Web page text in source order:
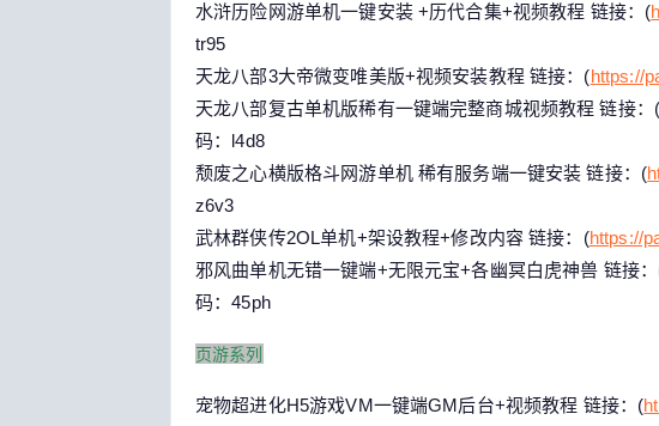
水浒历险网游单机一键安装 +历代合集+视频教程 链接：(
tr95
天龙八部3大帝微变唯美版+视频安装教程 链接：(https://
天龙八部复古单机版稀有一键端完整商城视频教程 链接：(
码：l4d8
颓废之心横版格斗网游单机 稀有服务端一键安装 链接：(
z6v3
武林群侠传2OL单机+架设教程+修改内容 链接：(https://
邪风曲单机无错一键端+无限元宝+各幽冥白虎神兽 链接
码：45ph
页游系列
宠物超进化H5游戏VM一键端GM后台+视频教程 链接：(